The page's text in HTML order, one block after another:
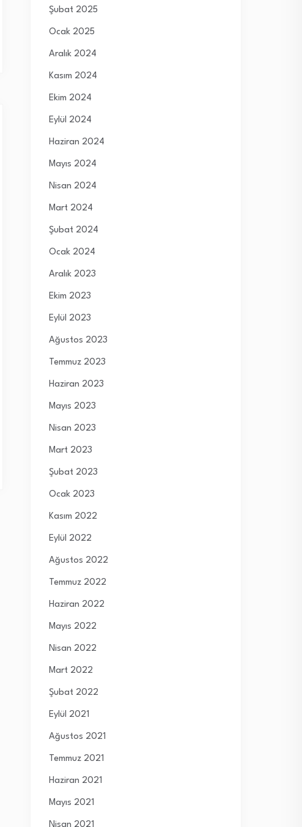
Şubat 2025
Ocak 2025
Aralık 2024
Kasım 2024
Ekim 2024
Eylül 2024
Haziran 2024
Mayıs 2024
Nisan 2024
Mart 2024
Şubat 2024
Ocak 2024
Aralık 2023
Ekim 2023
Eylül 2023
Ağustos 2023
Temmuz 2023
Haziran 2023
Mayıs 2023
Nisan 2023
Mart 2023
Şubat 2023
Ocak 2023
Kasım 2022
Eylül 2022
Ağustos 2022
Temmuz 2022
Haziran 2022
Mayıs 2022
Nisan 2022
Mart 2022
Şubat 2022
Eylül 2021
Ağustos 2021
Temmuz 2021
Haziran 2021
Mayıs 2021
Nisan 2021